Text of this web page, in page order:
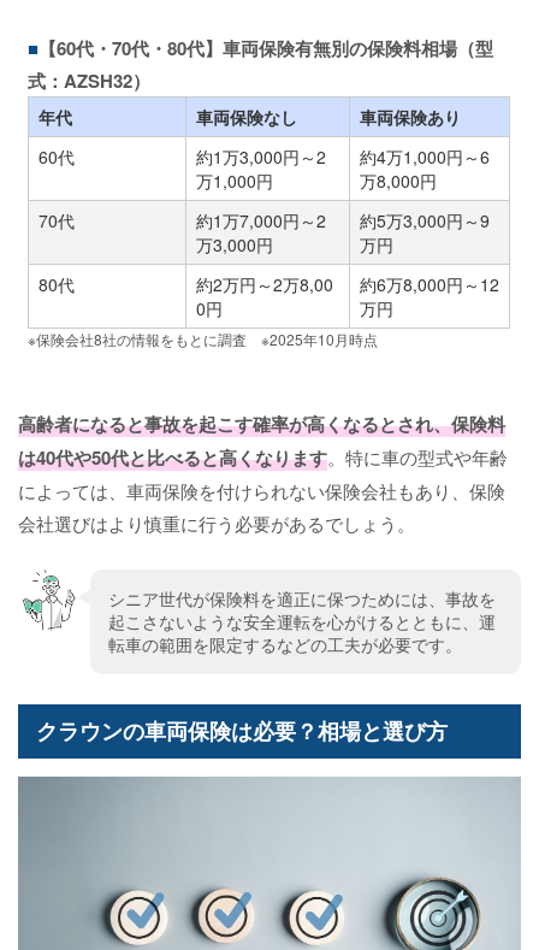
【60代・70代・80代】車両保険有無別の保険料相場（型
式：AZSH32）
年代 車両保険なし
車両保険あり
60代
約1万3,000円～2
万1,000円
約4万1,000円～6
万8,000円
70代
約1万7,000円～2
万3,000円
約5万3,000円～9
万円
80代
約2万円～2万8,00
0円
約6万8,000円～12
万円
※保険会社8社の情報をもとに調査 ※2025年10月時点
高齢者になると事故を起こす確率が高くなるとされ、保険料
は40代や50代と比べると高くなります。特に車の型式や年齢
によっては、車両保険を付けられない保険会社もあり、保険
会社選びはより慎重に行う必要があるでしょう。
シニア世代が保険料を適正に保つためには、事故を
起こさないような安全運転を心がけるとともに、運
転車の範囲を限定するなどの工夫が必要です。
クラウンの車両保険は必要？相場と選び方